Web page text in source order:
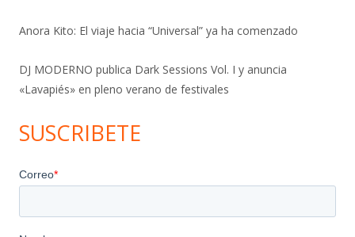
Anora Kito: El viaje hacia “Universal” ya ha comenzado
DJ MODERNO publica Dark Sessions Vol. I y anuncia
«Lavapiés» en pleno verano de festivales
SUSCRIBETE